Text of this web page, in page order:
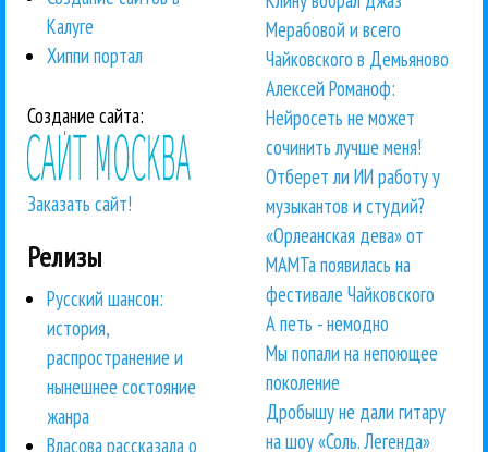
Калуге
Хиппи портал
Создание сайта:
Заказать сайт!
Релизы
Русский шансон:
история,
распространение и
нынешнее состояние
жанра
Власова рассказала о
Мерабовой и всего
Чайковского в Демьяново
Алексей Романоф:
Нейросеть не может
сочинить лучше меня!
Отберет ли ИИ работу у
музыкантов и студий?
«Орлеанская дева» от
МАМТа появилась на
фестивале Чайковского
А петь - немодно
Мы попали на непоющее
поколение
Дробышу не дали гитару
на шоу «Соль. Легенда»